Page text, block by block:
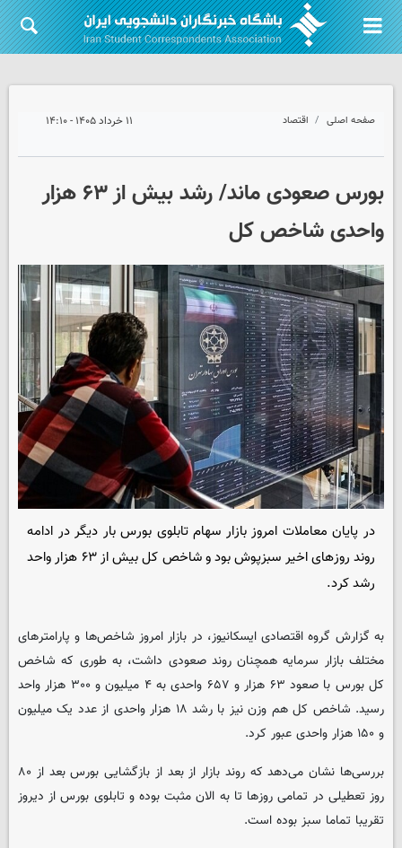
صفحه اصلی اقتصاد ۱۱ خرداد ۱۴۰۵ - ۱۴:۱۰
بورس صعودی ماند/ رشد بیش از ۶۳ هزار
واحدی شاخص کل
در پایان معاملات امروز بازار سهام تابلوی بورس بار دیگر در ادامه
روند روزهای اخیر سبزپوش بود و شاخص کل بیش از ۶۳ هزار واحد
رشد کرد.
به گزارش گروه اقتصادی ایسکانیوز، در بازار امروز شاخص‌ها و پارامترهای
مختلف بازار سرمایه همچنان روند صعودی داشت، به طوری که شاخص
کل بورس با صعود ۶۳ هزار و ۶۵۷ واحدی به ۴ میلیون و ۳۰۰ هزار واحد
رسید. شاخص کل هم وزن نیز با رشد ۱۸ هزار واحدی از عدد یک میلیون
و ۱۵۰ هزار واحدی عبور کرد.
بررسی‌ها نشان می‌دهد که روند بازار از بعد از بازگشایی بورس بعد از ۸۰
روز تعطیلی در تمامی روزها تا به الان مثبت بوده و تابلوی بورس از دیروز
تقریبا تماما سبز بوده است.